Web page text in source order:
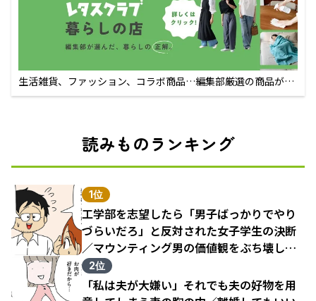
生活雑貨、ファッション、コラボ商品…編集部厳選の商品が買
えるECサイト
読みものランキング
1位
工学部を志望したら「男子ばっかりでやり
づらいだろ」と反対された女子学生の決断
／マウンティング男の価値観をぶち壊した
結果（1）
2位
「私は夫が大嫌い」それでも夫の好物を用